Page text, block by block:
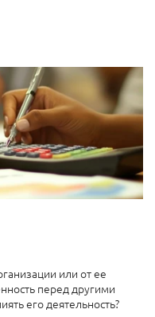
или от ее
перед другими
его деятельность?